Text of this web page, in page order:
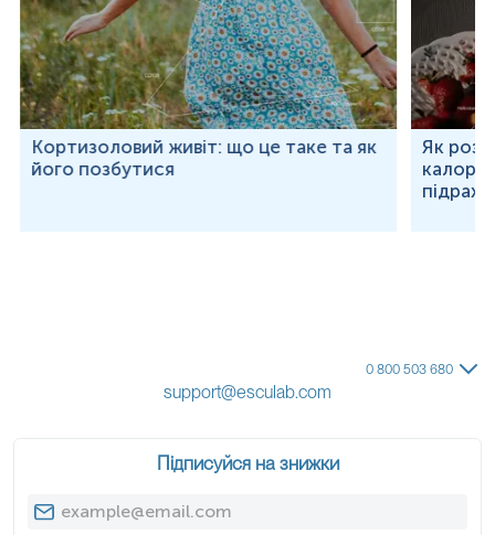
Кортизоловий живіт: що це таке та як
його позбутися
Як
0 800 503 680
support@esculab.com
Підписуйся на знижки